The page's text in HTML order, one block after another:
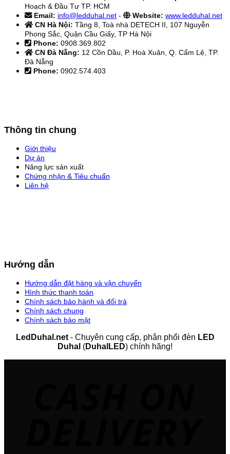
Hoạch & Đầu Tư TP. HCM
Email: info@ledduhal.net - Website: www.ledduhal.net
CN Hà Nội: Tầng 8, Toà nhà DETECH II, 107 Nguyễn
Phong Sắc, Quận Cầu Giấy, TP Hà Nội
Phone: 0908.369.802
CN Đà Nẵng: 12 Cồn Dầu, P. Hoà Xuân, Q. Cẩm Lệ, TP.
Đà Nẵng
Phone: 0902.574.403
Thông tin chung
Giới thiệu
Dự án
Năng lực sản xuất
Chứng nhận & Tiêu chuẩn
Liên hệ
Hướng dẫn
Hướng dẫn đặt hàng và vận chuyển
Hình thức thanh toán
Chính sách bảo hành và đổi trả
Chính sách chung
Chính sách bảo mật
LedDuhal.net- Chuyên cung cấp, phân phối đèn LED
Duhal (DuhalLED) chính hãng!